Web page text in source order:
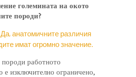
големината на окото
породи?
Да, анатомичните различия
имат огромно значение.
работното
е изключително ограничено,